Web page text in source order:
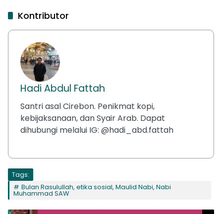
Kontributor
Hadi Abdul Fattah
Santri asal Cirebon. Penikmat kopi,
kebijaksanaan, dan Syair Arab. Dapat
dihubungi melalui IG: @hadi_abd.fattah
Tags:
Bulan Rasulullah, etika sosial, Maulid Nabi, Nabi
Muhammad SAW